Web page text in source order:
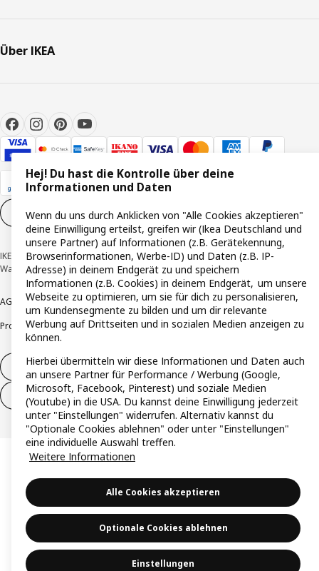
Über IKEA
Cookie-Einstellungen DE
IKEA Deutschland GmbH & Co. KG - Am Wandersmann 2-4, 65719 Hofheim-
Wallau © Inter IKEA Systems B.V. 1999-2026
AGB BarrierefreiheitCookie-RichtlinieDatenschutzerklärungImpressum
ProduktrückrufeResponsible DisclosureVertrauensstelle
Vertrag widerrufen
Vertrag widerrufen (Services & Leistungen)
Hej! Du hast die Kontrolle über deine
Informationen und Daten
Wenn du uns durch Anklicken von "Alle Cookies akzeptieren"
deine Einwilligung erteilst, greifen wir (Ikea Deutschland und
unsere Partner) auf Informationen (z.B. Gerätekennung,
Browserinformationen, Werbe-ID) und Daten (z.B. IP-
Adresse) in deinem Endgerät zu und speichern
Informationen (z.B. Cookies) in deinem Endgerät, um unsere
Webseite zu optimieren, um sie für dich zu personalisieren,
um Kundensegmente zu bilden und um dir relevante
Werbung auf Drittseiten und in sozialen Medien anzeigen zu
können.
Hierbei übermitteln wir diese Informationen und Daten auch
an unsere Partner für Performance / Werbung (Google,
Microsoft, Facebook, Pinterest) und soziale Medien
(Youtube) in die USA. Du kannst deine Einwilligung jederzeit
unter "Einstellungen" widerrufen. Alternativ kannst du
"Optionale Cookies ablehnen" oder unter "Einstellungen"
eine individuelle Auswahl treffen.
Weitere Informationen
Alle Cookies akzeptieren
Optionale Cookies ablehnen
Einstellungen